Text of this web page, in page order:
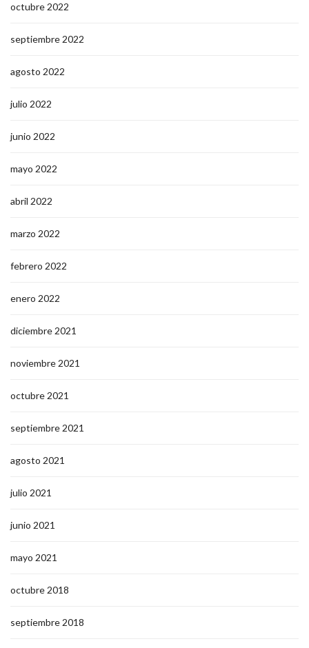
octubre 2022
septiembre 2022
agosto 2022
julio 2022
junio 2022
mayo 2022
abril 2022
marzo 2022
febrero 2022
enero 2022
diciembre 2021
noviembre 2021
octubre 2021
septiembre 2021
agosto 2021
julio 2021
junio 2021
mayo 2021
octubre 2018
septiembre 2018